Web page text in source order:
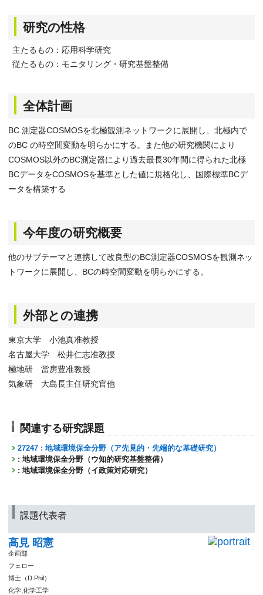
研究の性格
主たるもの：応用科学研究
従たるもの：モニタリング・研究基盤整備
全体計画
BC 測定器COSMOSを北極観測ネットワークに展開し、北極内で
のBC の時空間変動を明らかにする。また他の研究機関により
COSMOS以外のBC測定器により過去最長30年間に得られた北極
BCデータをCOSMOSを基準とした値に規格化し、国際標準BCデ
ータを構築する
今年度の研究概要
他のサブテーマと連携して改良型のBC測定器COSMOSを観測ネッ
トワークに展開し、BCの時空間変動を明らかにする。
外部との連携
東京大学 小池真准教授
名古屋大学 松井仁志准教授
極地研 當房豊准教授
気象研 大島長主任研究官他
関連する研究課題
27247 : 地域環境保全分野（ア先見的・先端的な基礎研究）
: 地域環境保全分野（ウ知的研究基盤整備）
: 地域環境保全分野（イ政策対応研究）
課題代表者
高見 昭憲
企画部
フェロー
博士（D.Phil）
化学,化学工学